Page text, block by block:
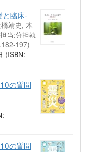
と臨床-
靖史, 木
当:分担執
197)
(ISBN:
の質問
の質問